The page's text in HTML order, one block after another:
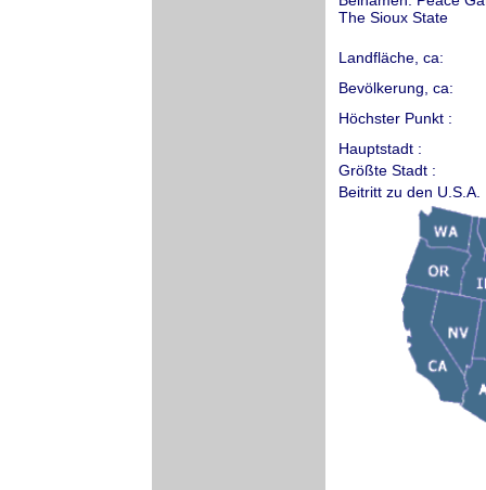
The Sioux State
Landfläche, ca:
Bevölkerung, ca:
Höchster Punkt :
Hauptstadt :
Größte Stadt :
Beitritt zu den U.S.A.